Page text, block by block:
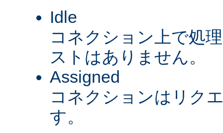
Idle
コネクション上で処
ストはありません。
Assigned
コネクションはリク
す。